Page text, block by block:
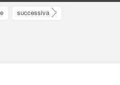
l... - Samuel Beckett
successiva